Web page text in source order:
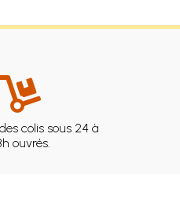
colis sous 24 à
ouvrés.